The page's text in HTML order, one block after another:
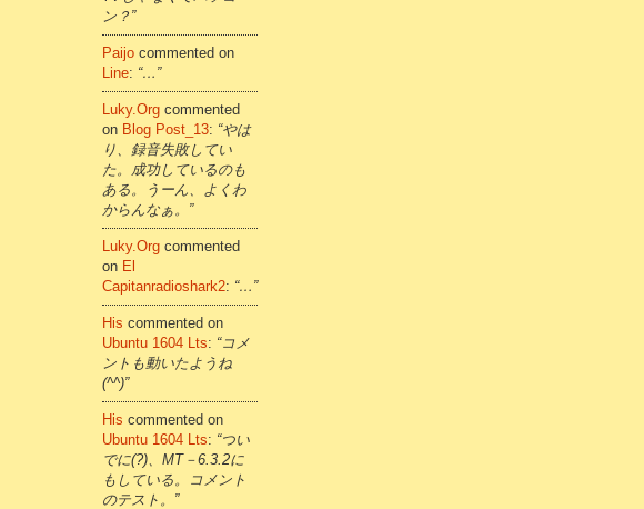
ン？”
Paijo commented on
Line: “…”
Luky.org commented
on Blog Post_13: “やは
り、録音失敗してい
た。成功しているのも
ある。うーん、よくわ
からんなぁ。”
Luky.org commented
on El
Capitanradioshark2: “…”
His commented on
Ubuntu 1604 Lts: “コメ
ントも動いたようね
(^^)”
His commented on
Ubuntu 1604 Lts: “つい
でに(?)、MT－6.3.2に
もしている。コメント
のテスト。”